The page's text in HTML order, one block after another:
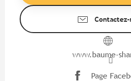
Contactez-
www.baume-
Page